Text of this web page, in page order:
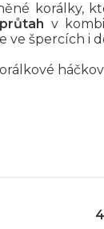
korálky,
v
ve špercích i
detailních
v jemném
4